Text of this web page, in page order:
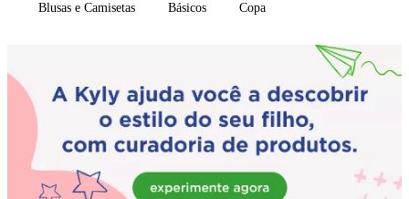
Blusas e Camisetas Básicos Copa